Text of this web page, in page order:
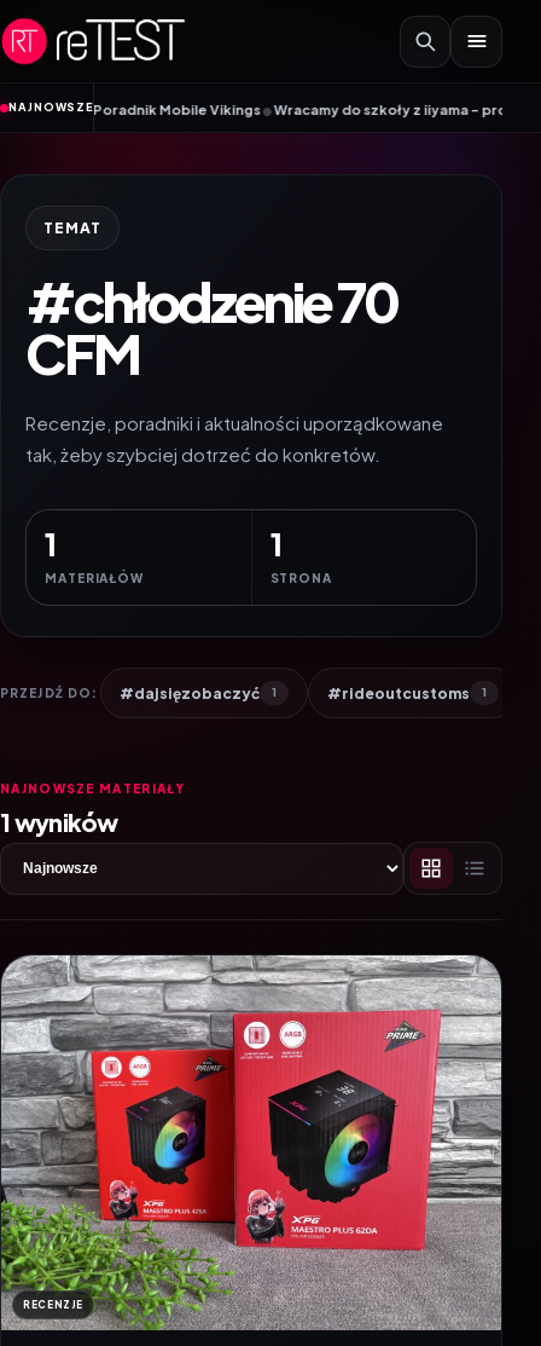
Przejdź do treści
NAJNOWSZE
Poradnik Mobile Vikings•Wracamy do szkoły z iiyama – promocja Back
TEMAT
#chłodzenie 70
CFM
Recenzje, poradniki i aktualności uporządkowane
tak, żeby szybciej dotrzeć do konkretów.
1
MATERIAŁÓW
1
STRONA
PRZEJDŹ DO: #dajsięzobaczyć 1 #rideoutcustoms 1
NAJNOWSZE MATERIAŁY
1 wyników
RECENZJE